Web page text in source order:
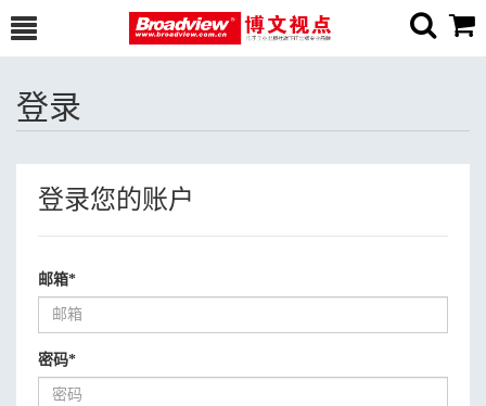
登录
登录您的账户
邮箱*
密码*